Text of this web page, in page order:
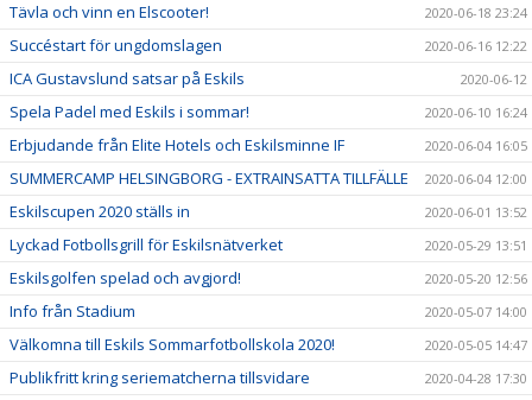
Tävla och vinn en Elscooter! 2020-06-18 23:24
Succéstart för ungdomslagen 2020-06-16 12:22
ICA Gustavslund satsar på Eskils 2020-06-12
Spela Padel med Eskils i sommar! 2020-06-10 16:24
Erbjudande från Elite Hotels och Eskilsminne IF 2020-06-04 16:05
SUMMERCAMP HELSINGBORG - EXTRAINSATTA TILLFÄLLE 2020-06-04 12:00
Eskilscupen 2020 ställs in 2020-06-01 13:52
Lyckad Fotbollsgrill för Eskilsnätverket 2020-05-29 13:51
Eskilsgolfen spelad och avgjord! 2020-05-20 12:56
Info från Stadium 2020-05-07 14:00
Välkomna till Eskils Sommarfotbollskola 2020! 2020-05-05 14:47
Publikfritt kring seriematcherna tillsvidare 2020-04-28 17:30